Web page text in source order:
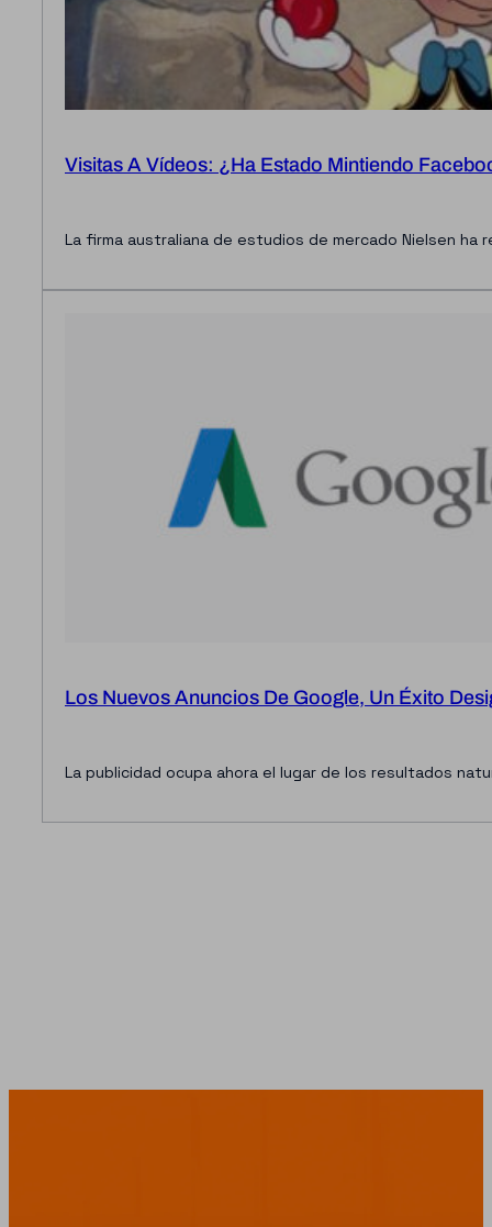
Visitas A Vídeos: ¿Ha Estado Mintiendo
La firma australiana de estudios de mercado Nielsen ha
Los Nuevos Anuncios De Google, Un Éxito
La publicidad ocupa ahora el lugar de los resultados